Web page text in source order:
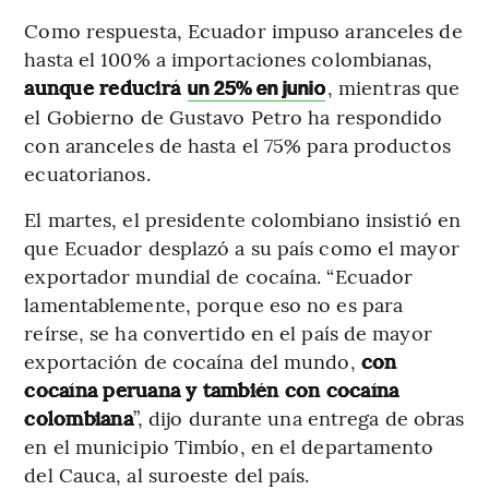
Como respuesta, Ecuador impuso aranceles de
hasta el 100% a importaciones colombianas,
aunque reducirá un 25% en junio, mientras que
el Gobierno de Gustavo Petro ha respondido
con aranceles de hasta el 75% para productos
ecuatorianos.
El martes, el presidente colombiano insistió en
que Ecuador desplazó a su país como el mayor
exportador mundial de cocaína. “Ecuador
lamentablemente, porque eso no es para
reírse, se ha convertido en el país de mayor
exportación de cocaína del mundo, con
cocaína peruana y también con cocaína
colombiana”, dijo durante una entrega de obras
en el municipio Timbío, en el departamento
del Cauca, al suroeste del país.